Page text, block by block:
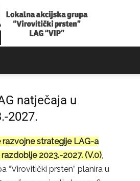
Virovitički
prsten
natječaja u
2027.
razvojne strategije LAG-a
2023.-2027. (V.0),
“Virovitički prsten” planira u